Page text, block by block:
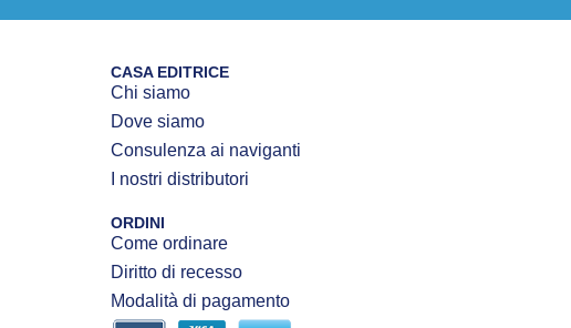
CASA EDITRICE
Chi siamo
Dove siamo
Consulenza ai naviganti
I nostri distributori
ORDINI
Come ordinare
Diritto di recesso
Modalità di pagamento